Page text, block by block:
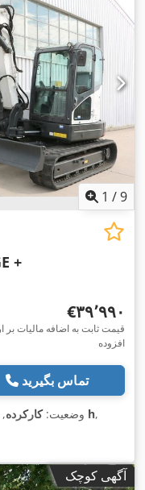
1 /9
+
‎€۳۹٬۹۹۰
قیمت ثابت به اضافه مالیات
افزوده
تماس بگیرید
وضعیت:کارکرده ۱٬۴۳۶ h,
آگهی کوچک